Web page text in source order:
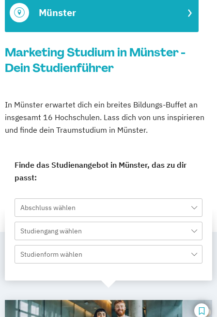
Münster
Marketing Studium in Münster -
Dein Studienführer
In Münster erwartet dich ein breites Bildungs-Buffet an
insgesamt 16 Hochschulen. Lass dich von uns inspirieren
und finde dein Traumstudium in Münster.
Finde das Studienangebot in Münster, das zu dir
passt:
Abschluss wählen
Studiengang wählen
Studienform wählen